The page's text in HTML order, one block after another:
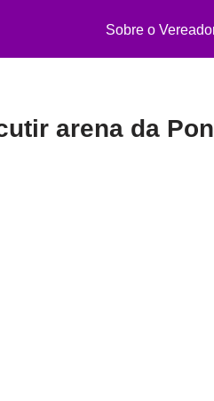
Sobre o
arena da